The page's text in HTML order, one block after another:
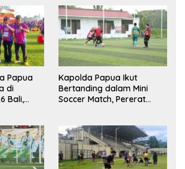
Papua
di
Bali,
Kapolda Papua Ikut
Bertanding dalam Mini
Soccer Match, Pererat